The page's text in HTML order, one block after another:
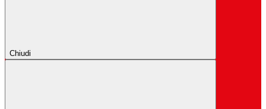
Chiudi